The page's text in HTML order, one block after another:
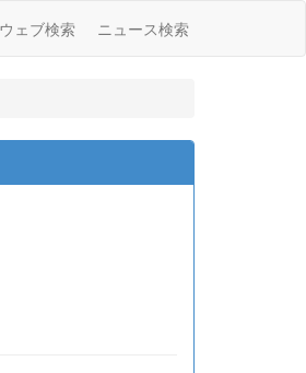
ウェブ検索 ニュース検索